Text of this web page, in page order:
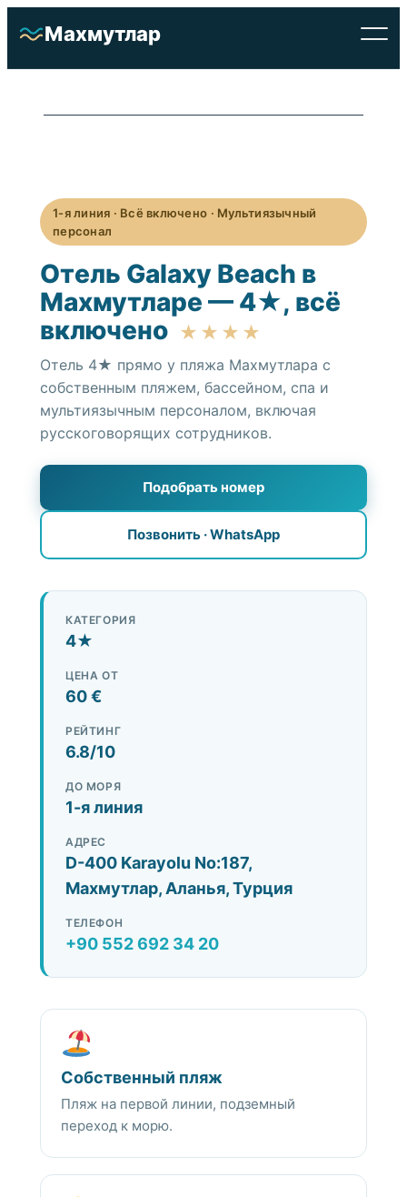
Перейти
Махмутлар
Отели
О районе
Достопримечательности
Услуги
+90 552 692 34 20
WhatsApp +90 552 692 34 20
1-я линия · Всё включено · Мультиязычный
персонал
Отель Galaxy Beach в
Махмутларе — 4★, всё
включено ★★★★
Отель 4★ прямо у пляжа Махмутлара с
собственным пляжем, бассейном, спа и
мультиязычным персоналом, включая
русскоговорящих сотрудников.
Подобрать номер
Позвонить · WhatsApp
КАТЕГОРИЯ
4★
ЦЕНА ОТ
60 €
РЕЙТИНГ
6.8/10
ДО МОРЯ
1-я линия
АДРЕС
D-400 Karayolu No:187,
Махмутлар, Аланья, Турция
ТЕЛЕФОН
+90 552 692 34 20
Собственный пляж
Пляж на первой линии, подземный
переход к морю.